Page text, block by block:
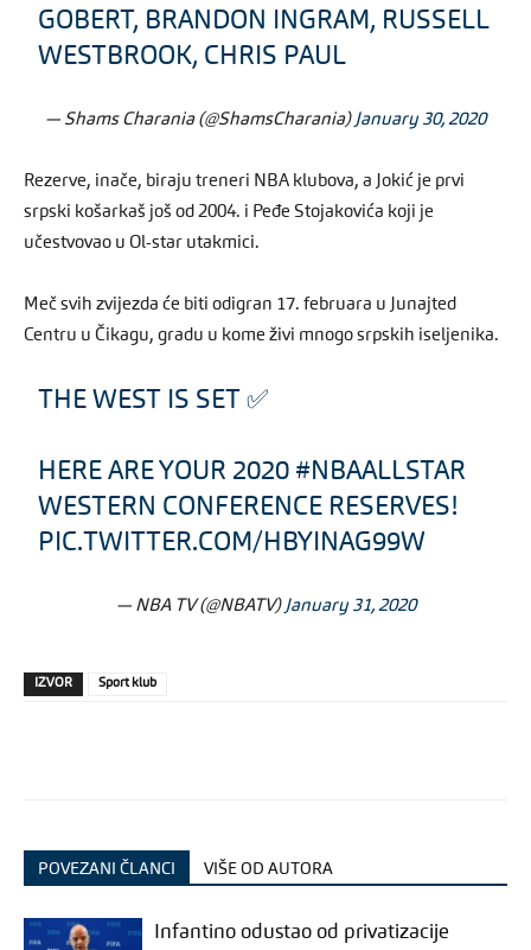
GOBERT, BRANDON INGRAM, RUSSELL
WESTBROOK, CHRIS PAUL
— Shams Charania (@ShamsCharania)January 30, 2020
Rezerve, inače, biraju treneri NBA klubova, a Jokić je prvi
srpski košarkaš još od 2004. i Peđe Stojakovića koji je
učestvovao u Ol-star utakmici.
Meč svih zvijezda će biti odigran 17. februara u Junajted
Centru u Čikagu, gradu u kome živi mnogo srpskih iseljenika.
THE WEST IS SET ✅
HERE ARE YOUR 2020 #NBAALLSTAR
WESTERN CONFERENCE RESERVES!
PIC.TWITTER.COM/HBYINAG99W
— NBA TV (@NBATV)January 31, 2020
IZVOR Sport klub
POVEZANI ČLANCI VIŠE OD AUTORA
Infantino odustao od privatizacije